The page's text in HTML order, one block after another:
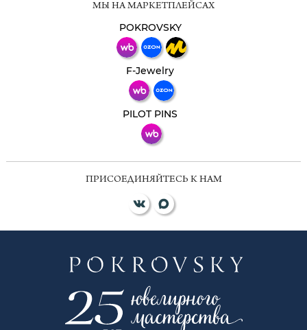
МЫ НА МАРКЕТПЛЕЙСАХ
POKROVSKY
F-Jewelry
PILOT PINS
ПРИСОЕДИНЯЙТЕСЬ К НАМ